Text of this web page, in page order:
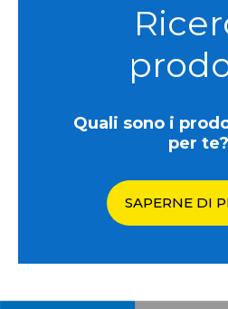
Quali sono i
per te?
SAPERNE DI